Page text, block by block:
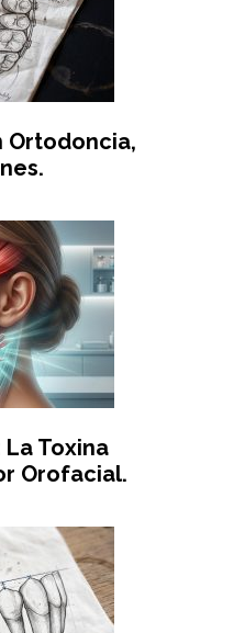
Ortodoncia,
La Toxina
Orofacial.